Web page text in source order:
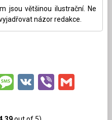
jsou většinou ilustrační. Ne
názor redakce.
Message
VKViber